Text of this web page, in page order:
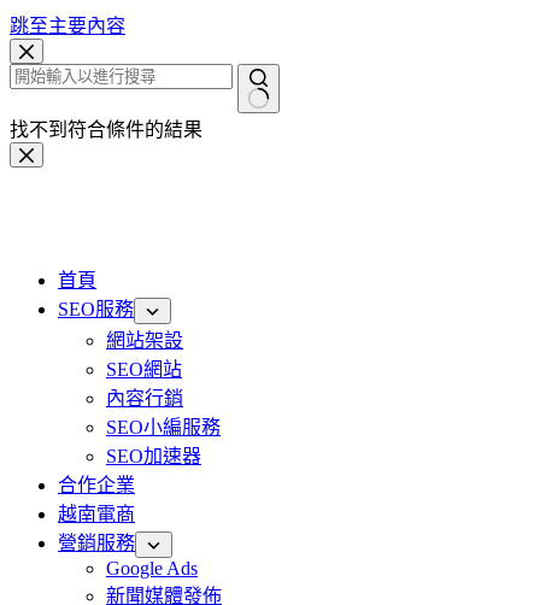
跳至主要內容
找不到符合條件的結果
首頁
SEO服務
網站架設
SEO網站
內容行銷
SEO小編服務
SEO加速器
合作企業
越南電商
營銷服務
Google Ads
新聞媒體發佈